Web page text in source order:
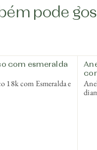
pode
com esmeralda
18k com Esmeralda e